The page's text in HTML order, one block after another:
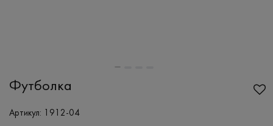
Футболка
Артикул: 1912-04